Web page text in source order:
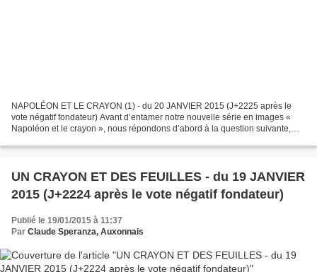
NAPOLÉON ET LE CRAYON (1) - du 20 JANVIER 2015 (J+2225 après le
vote négatif fondateur) Avant d’entamer notre nouvelle série en images «
Napoléon et le crayon », nous répondons d’abord à la question suivante,
UN CRAYON ET DES FEUILLES - du 19 JANVIER
2015 (J+2224 après le vote négatif fondateur)
Publié le 19/01/2015 à 11:37
Par Claude Speranza, Auxonnais